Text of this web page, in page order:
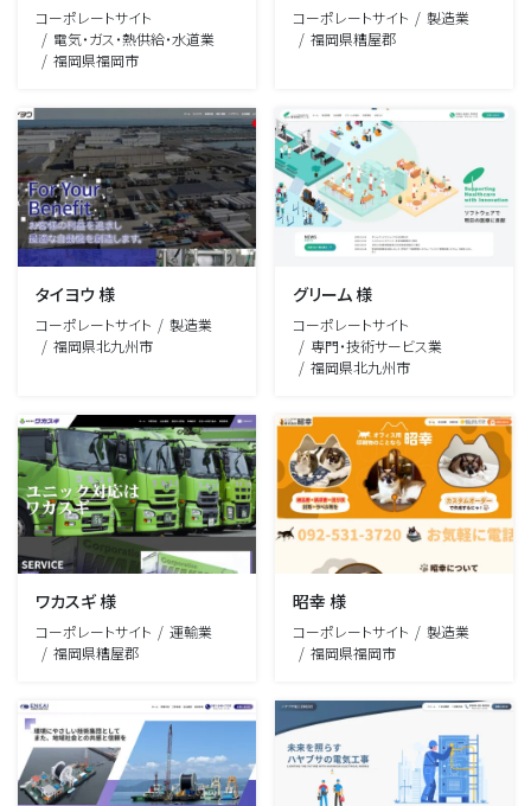
コーポレートサイト
電気・ガス・熱供給・水道業
福岡県福岡市
コーポレートサイト
製造業
福岡県糟屋郡
タイヨウ 様
コーポレートサイト
製造業
福岡県北九州市
グリーム 様
コーポレートサイト
専門・技術サービス業
福岡県北九州市
ワカスギ 様
コーポレートサイト
運輸業
福岡県糟屋郡
昭幸 様
コーポレートサイト
製造業
福岡県福岡市